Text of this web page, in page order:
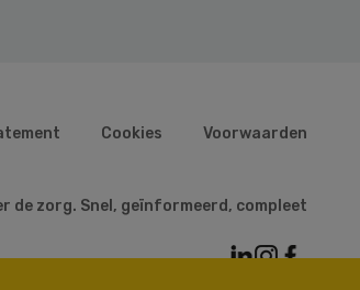
Cookies Voorwaarden
de zorg. Snel, geïnformeerd, compleet